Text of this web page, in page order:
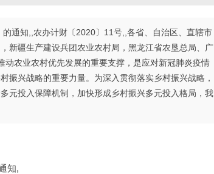
通知,,农办计财〔2020〕11号,,各省、自治区、直辖市
新疆生产建设兵团农业农村局，黑龙江省农垦总局、广
农业农村优先发展的重要支撑，是应对新冠肺炎疫情
振兴战略的重要力量。为深入贯彻落实乡村振兴战略，
元投入保障机制，加快形成乡村振兴多元投入格局，我
知,